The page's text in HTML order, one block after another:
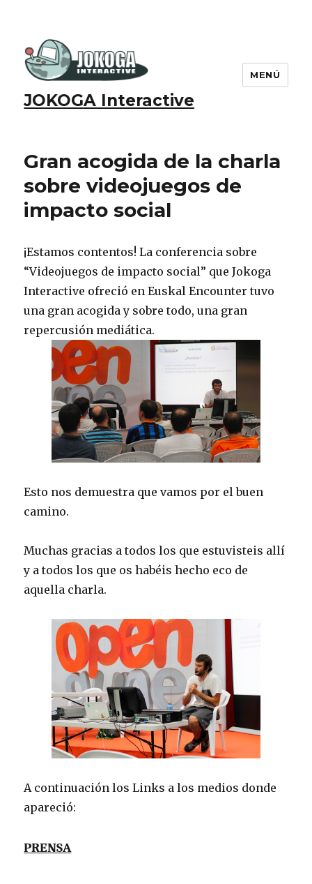
JOKOGA Interactive
MENÚ
Gran acogida de la charla
sobre videojuegos de
impacto social
¡Estamos contentos! La conferencia sobre
“Videojuegos de impacto social” que Jokoga
Interactive ofreció en Euskal Encounter tuvo
una gran acogida y sobre todo, una gran
repercusión mediática.
Esto nos demuestra que vamos por el buen
camino.
Muchas gracias a todos los que estuvisteis allí
y a todos los que os habéis hecho eco de
aquella charla.
A continuación los Links a los medios donde
apareció:
PRENSA